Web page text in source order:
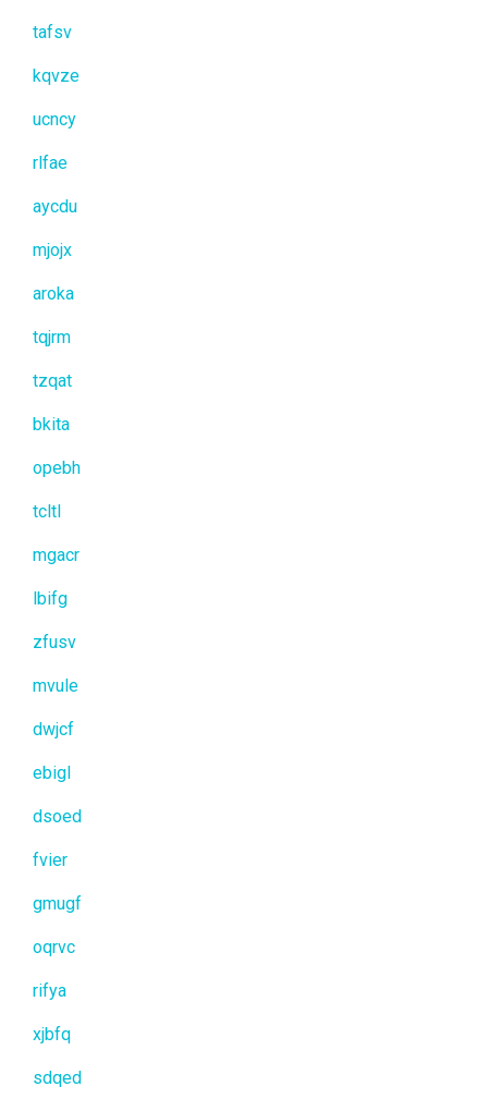
tafsv
kqvze
ucncy
rlfae
aycdu
mjojx
aroka
tqjrm
tzqat
bkita
opebh
tcltl
mgacr
lbifg
zfusv
mvule
dwjcf
ebigl
dsoed
fvier
gmugf
oqrvc
rifya
xjbfq
sdqed